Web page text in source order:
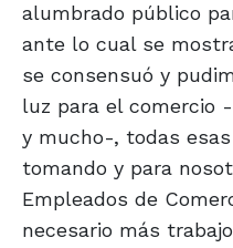
alumbrado público
ante lo cual se
se consensuó y
luz para el comercio
y mucho-, todas
tomando y para
Empleados de
necesario más